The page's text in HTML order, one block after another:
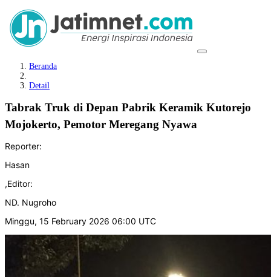
Beranda
Detail
Tabrak Truk di Depan Pabrik Keramik Kutorejo
Mojokerto, Pemotor Meregang Nyawa
Reporter:
Hasan
,Editor:
ND. Nugroho
Minggu, 15 February 2026 06:00 UTC